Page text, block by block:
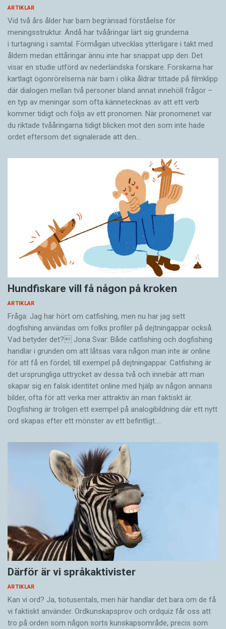
ARTIKLAR
Vid två års ålder har barn begränsad förståelse för
meningsstruktur. Ändå har tvååringar lärt sig grunderna
i turtagning i samtal. Förmågan utvecklas ytterligare i takt med
åldern medan ettåringar ännu inte har snappat upp den. Det
visar en studie utförd av nederländska forskare. Forskarna har
kartlagt ögonrörelserna när barn i olika åldrar tittade på filmklipp
där dialogen mellan två personer bland annat innehöll frågor –
en typ av meningar som ofta kännetecknas av att ett verb
kommer tidigt och följs av ett pronomen. När pronomenet var
du riktade tvååringarna tidigt blicken mot den som inte hade
ordet eftersom det ­signalerade att den…
Hundfiskare vill få någon på kroken
ARTIKLAR
Fråga: Jag har hört om catfishing, men nu har jag sett
dogfishing användas om folks profiler på dejtningappar också.
Vad betyder det? Jona Svar: Både catfishing och dogfishing
handlar i grunden om att låtsas vara någon man inte är online
för att få en fördel, till exempel på dejtningappar. Catfishing är
det ursprungliga uttrycket av dessa två och innebär att man
skapar sig en falsk identitet online med hjälp av någon annans
bilder, ofta för att verka mer attraktiv än man faktiskt är.
Dogfishing är troligen ett exempel på analogibildning där ett nytt
ord skapas efter ett mönster av ett befintligt.…
Därför är vi språkaktivister
ARTIKLAR
Kan vi ord? Ja, tiotusentals, men här handlar det bara om de få
vi faktiskt använder. Ordkunskapsprov och ordquiz får oss att
tro på orden som någon sorts kunskapsområde, precis som